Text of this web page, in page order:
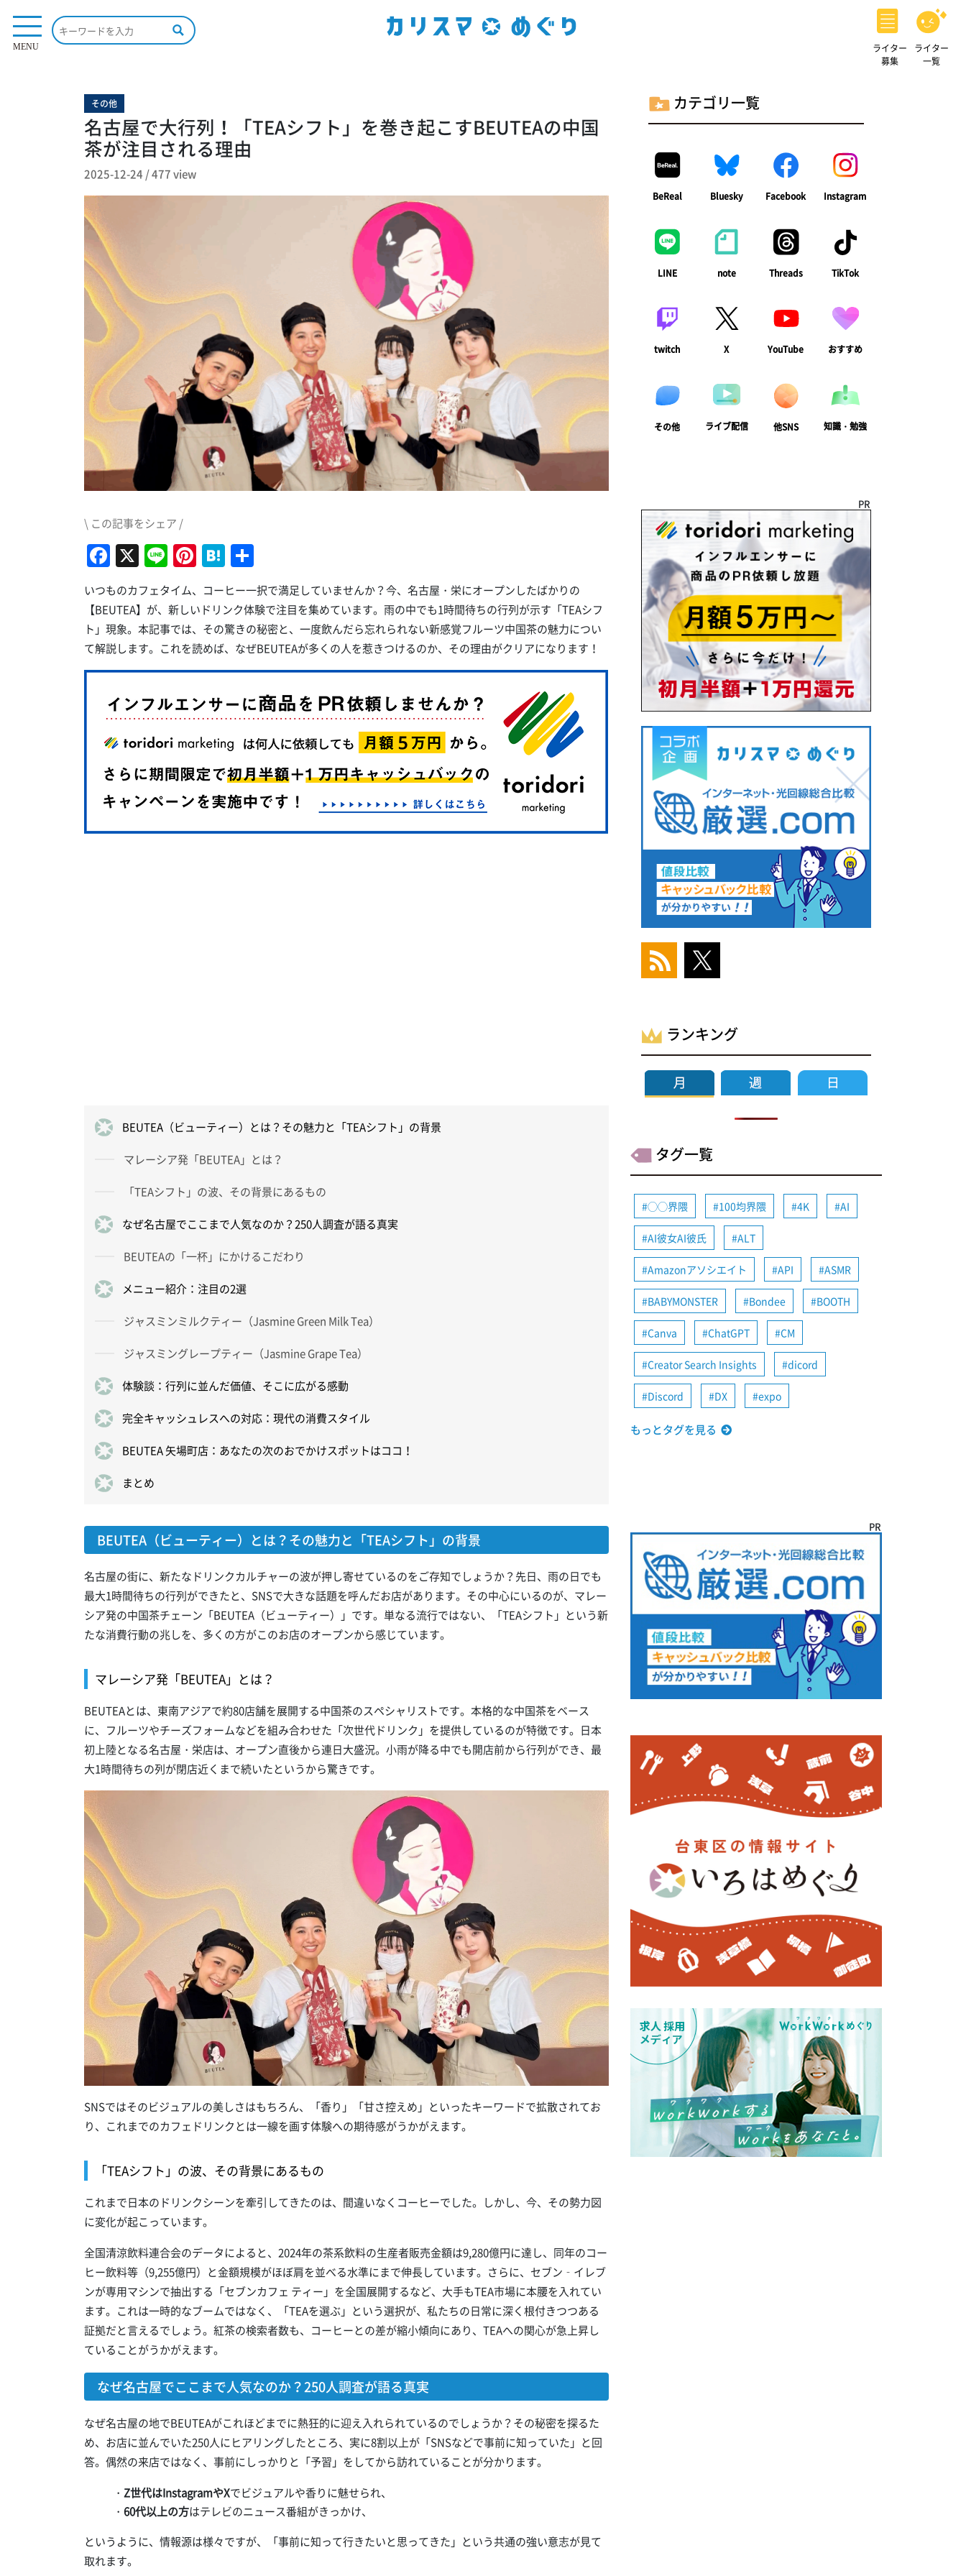
MENU
ライター
募集
ライター
一覧
その他
名古屋で大行列！「TEAシフト」を巻き起こすBEUTEAの中国
茶が注目される理由
2025-12-24 /477 view
\ この記事をシェア /
Facebook
X LinePinterest
Hatena
有
いつものカフェタイム、コーヒー一択で満足していませんか？今、名古屋・栄にオープンしたばかりの
【BEUTEA】が、新しいドリンク体験で注目を集めています。雨の中でも1時間待ちの行列が示す「TEAシフ
ト」現象。本記事では、その驚きの秘密と、一度飲んだら忘れられない新感覚フルーツ中国茶の魅力につい
て解説します。これを読めば、なぜBEUTEAが多くの人を惹きつけるのか、その理由がクリアになります！
BEUTEA（ビューティー）とは？その魅力と「TEAシフト」の背景
マレーシア発「BEUTEA」とは？
「TEAシフト」の波、その背景にあるもの
なぜ名古屋でここまで人気なのか？250人調査が語る真実
BEUTEAの「一杯」にかけるこだわり
メニュー紹介：注目の2選
ジャスミンミルクティー（Jasmine Green Milk Tea）
ジャスミングレープティー（Jasmine Grape Tea）
体験談：行列に並んだ価値、そこに広がる感動
完全キャッシュレスへの対応：現代の消費スタイル
BEUTEA 矢場町店：あなたの次のおでかけスポットはココ！
まとめ
BEUTEA（ビューティー）とは？その魅力と「TEAシフト」の背景
名古屋の街に、新たなドリンクカルチャーの波が押し寄せているのをご存知でしょうか？先日、雨の日でも
最大1時間待ちの行列ができたと、SNSで大きな話題を呼んだお店があります。その中心にいるのが、マレー
シア発の中国茶チェーン「BEUTEA（ビューティー）」です。単なる流行ではない、「TEAシフト」という新
たな消費行動の兆しを、多くの方がこのお店のオープンから感じています。
マレーシア発「BEUTEA」とは？
BEUTEAとは、東南アジアで約80店舗を展開する中国茶のスペシャリストです。本格的な中国茶をベース
に、フルーツやチーズフォームなどを組み合わせた「次世代ドリンク」を提供しているのが特徴です。日本
初上陸となる名古屋・栄店は、オープン直後から連日大盛況。小雨が降る中でも開店前から行列ができ、最
大1時間待ちの列が閉店近くまで続いたというから驚きです。
SNSではそのビジュアルの美しさはもちろん、「香り」「甘さ控えめ」といったキーワードで拡散されてお
り、これまでのカフェドリンクとは一線を画す体験への期待感がうかがえます。
「TEAシフト」の波、その背景にあるもの
これまで日本のドリンクシーンを牽引してきたのは、間違いなくコーヒーでした。しかし、今、その勢力図
に変化が起こっています。
全国清涼飲料連合会のデータによると、2024年の茶系飲料の生産者販売金額は9,280億円に達し、同年のコー
ヒー飲料等（9,255億円）と金額規模がほぼ肩を並べる水準にまで伸長しています。さらに、セブン‐イレブ
ンが専用マシンで抽出する「セブンカフェ ティー」を全国展開するなど、大手もTEA市場に本腰を入れてい
ます。これは一時的なブームではなく、「TEAを選ぶ」という選択が、私たちの日常に深く根付きつつある
証拠だと言えるでしょう。紅茶の検索者数も、コーヒーとの差が縮小傾向にあり、TEAへの関心が急上昇し
ていることがうかがえます。
なぜ名古屋でここまで人気なのか？250人調査が語る真実
なぜ名古屋の地でBEUTEAがこれほどまでに熱狂的に迎え入れられているのでしょうか？その秘密を探るた
め、お店に並んでいた250人にヒアリングしたところ、実に8割以上が「SNSなどで事前に知っていた」と回
答。偶然の来店ではなく、事前にしっかりと「予習」をしてから訪れていることが分かります。
・ Z世代はInstagramやXでビジュアルや香りに魅せられ、
・ 60代以上の方はテレビのニュース番組がきっかけ、
というように、情報源は様々ですが、「事前に知って行きたいと思ってきた」という共通の強い意志が見て
取れます。
カテゴリ一覧
BeReal Bluesky Facebook Instagram
LINE note Threads TikTok
twitch X YouTube おすすめ
その他 ライブ配信 他SNS 知識・勉強
PR
ランキング
タグ一覧
◯◯界隈 100均界隈 4K AI
AI彼女AI彼氏 ALT
Amazonアソシエイト API ASMR
BABYMONSTER Bondee BOOTH
Canva ChatGPT CM
Creator Search Insights dicord
Discord DX expo
もっとタグを見る
PR